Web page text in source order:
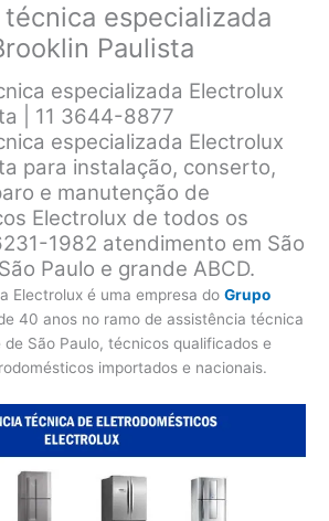
especializada
Paulista
especializada Electrolux
| 11 3644-8877
especializada Electrolux
para instalação, conserto,
e manutenção de
Electrolux de todos os
1982 atendimento em São
Paulo e grande ABCD.
Electrolux é uma empresa doGrupo
40 anos no ramo de assistência técnica
São Paulo, técnicos qualificados e
importados e nacionais.